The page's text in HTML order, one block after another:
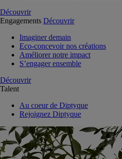
Découvrir
Engagements Découvrir
Imaginer demain
Eco-concevoir nos créations
Améliorer notre impact
S’engager ensemble
Découvrir
Talent
Au coeur de Diptyque
Rejoignez Diptyque